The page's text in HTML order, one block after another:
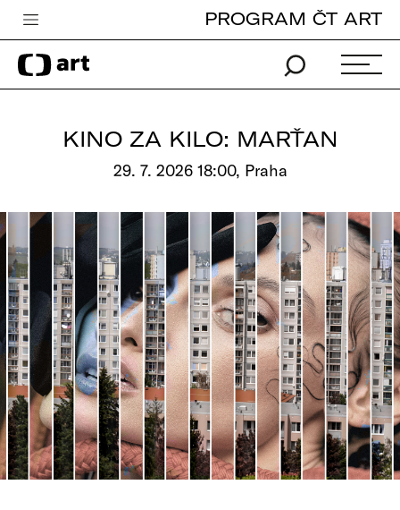
Česká televize
Zpravodajství
Pro děti
edu
Vše o ČT
PROGRAM ČT ART
KINO ZA KILO: MARŤAN
29. 7. 2026 18:00, Praha